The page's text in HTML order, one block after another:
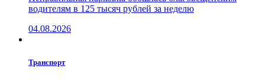
водителям в 125 тысяч рублей за неделю
04.08.2026
Транспорт